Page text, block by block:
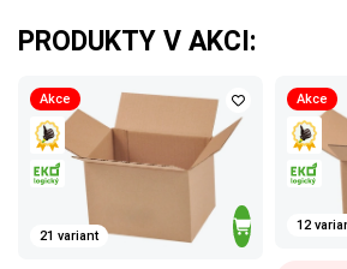
PRODUKTY V AKCI:
Akce
21 variant
Akce
12